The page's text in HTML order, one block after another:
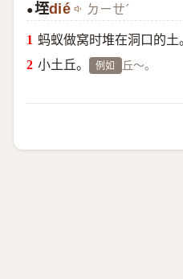
●垤dié ㄉㄧㄝˊ
蚂蚁做窝时堆在洞口的土。
小土丘。 例如 丘～。